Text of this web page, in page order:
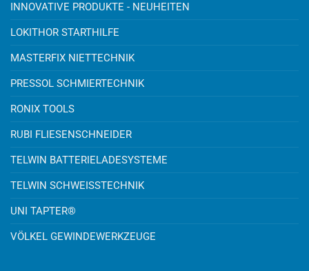
INNOVATIVE PRODUKTE - NEUHEITEN
LOKITHOR STARTHILFE
MASTERFIX NIETTECHNIK
PRESSOL SCHMIERTECHNIK
RONIX TOOLS
RUBI FLIESENSCHNEIDER
TELWIN BATTERIELADESYSTEME
TELWIN SCHWEISSTECHNIK
UNI TAPTER®
VÖLKEL GEWINDEWERKZEUGE